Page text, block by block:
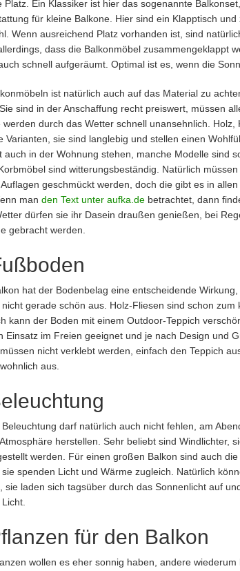
Platz. Ein Klassiker ist hier das sogenannte
für kleine Balkone. Hier sind ein Klapptisch
Wenn ausreichend Platz vorhanden ist, sind
dass die Balkonmöbel zusammengeklappt
schnell aufgeräumt. Optimal ist es, wenn die
ist natürlich auch auf das Material zu
sind in der Anschaffung recht preiswert, müssen
werden durch das Wetter schnell unansehnlich. Holz,
Varianten, sie sind langlebig und stellen einen
auch in der Wohnung stehen, manche Modelle sind
sind witterungsbeständig. Natürlich
geschmückt werden, doch die gibt es in
man den Text unter aufka.debetrachtet, dann
dürfen sie ihr Dasein draußen genießen, bei
gebracht werden.
hat der Bodenbelag eine entscheidende
gerade schön aus. Holz-Fliesen sind schon zum
kann der Boden mit einem Outdoor-Teppich
Einsatz im Freien geeignet und je nach Design und
nicht verklebt werden, einfach den Teppich
aus.
darf natürlich auch nicht fehlen, am
herstellen. Sehr beliebt sind Windlichter,
werden. Für einen großen Balkon sind auch
spenden Licht und Wärme zugleich. Natürlich
sie laden sich tagsüber durch das Sonnenlicht auf
für den Balkon
wollen es eher sonnig haben, andere